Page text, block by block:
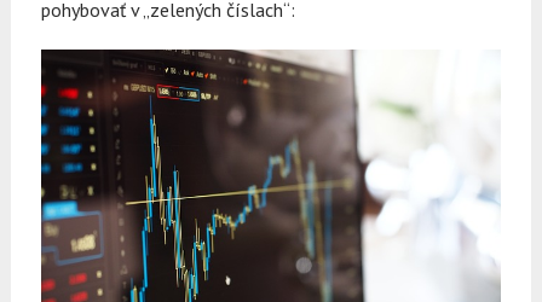
pohybovať v „zelených číslach“: